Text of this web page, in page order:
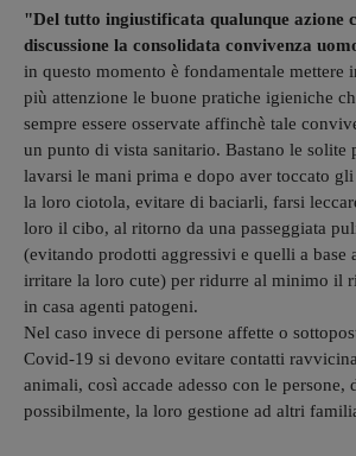
"Del tutto ingiustificata qualunque azione
discussione la consolidata convivenza
in questo momento è fondamentale mettere
più attenzione le buone pratiche igieniche
sempre essere osservate affinchè tale
un punto di vista sanitario. Bastano le solite
lavarsi le mani prima e dopo aver toccato
la loro ciotola, evitare di baciarli, farsi
loro il cibo, al ritorno da una passeggiata
(evitando prodotti aggressivi e quelli a base
irritare la loro cute) per ridurre al minimo il
in casa agenti patogeni.
Nel caso invece di persone affette o
Covid-19 si devono evitare contatti
animali, così accade adesso con le persone,
possibilmente, la loro gestione ad altri